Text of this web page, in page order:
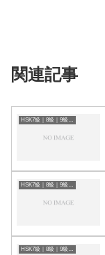
関連記事
HSK7級｜8級｜9級レベルの中国語